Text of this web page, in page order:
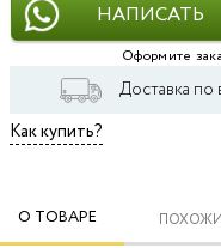
НАПИСАТЬ
Оформите
Доставка по
Как купить?
О ТОВАРЕ